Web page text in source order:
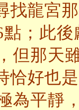
找龍宮
；此
但那天
恰好也
為平靜